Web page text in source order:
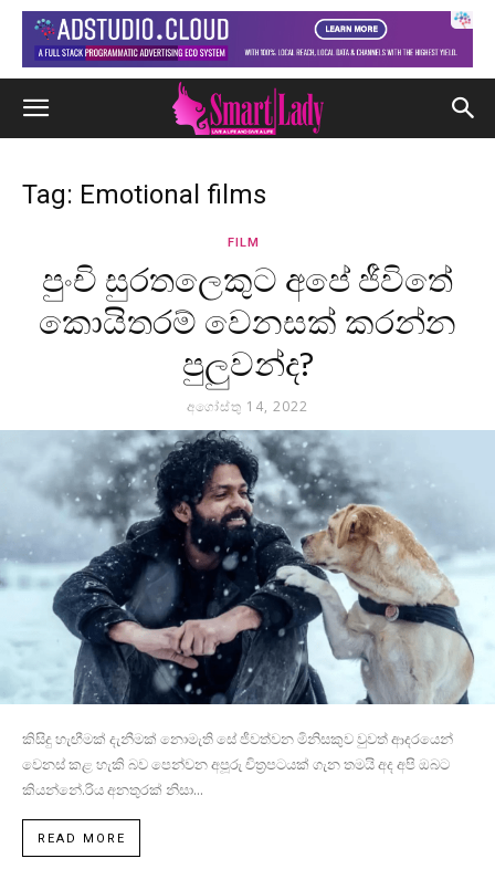
Tag: Emotional films
FILM
පුංචි සුරතලෙකුට අපේ ජීවිතේ
කොයිතරම් වෙනසක් කරන්න
පුලුවන්ද?
අගෝස්තු 14, 2022
කිසිදු හැඟීමක් දැනීමක් නොමැති සේ ජීවත්වන මිනිසකුව වුවත් ආදරයෙන්
වෙනස් කළ හැකි බව පෙන්වන අපූරු චිත්‍රපටයක් ගැන තමයි අද අපි ඔබට
කියන්නේ.රිය අනතුරක් නිසා...
READ MORE